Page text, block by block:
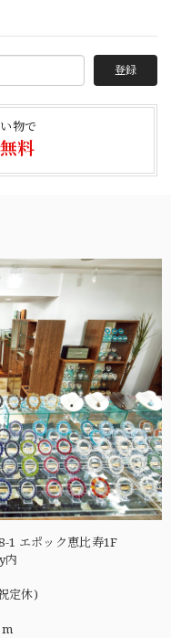
登録
物で
料
1 エポック恵比寿1F
内
定休)